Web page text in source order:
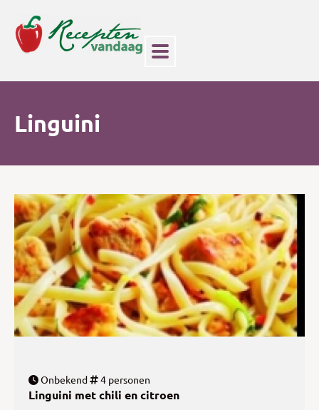
Linguini
Onbekend 4 personen
Linguini met chili en citroen